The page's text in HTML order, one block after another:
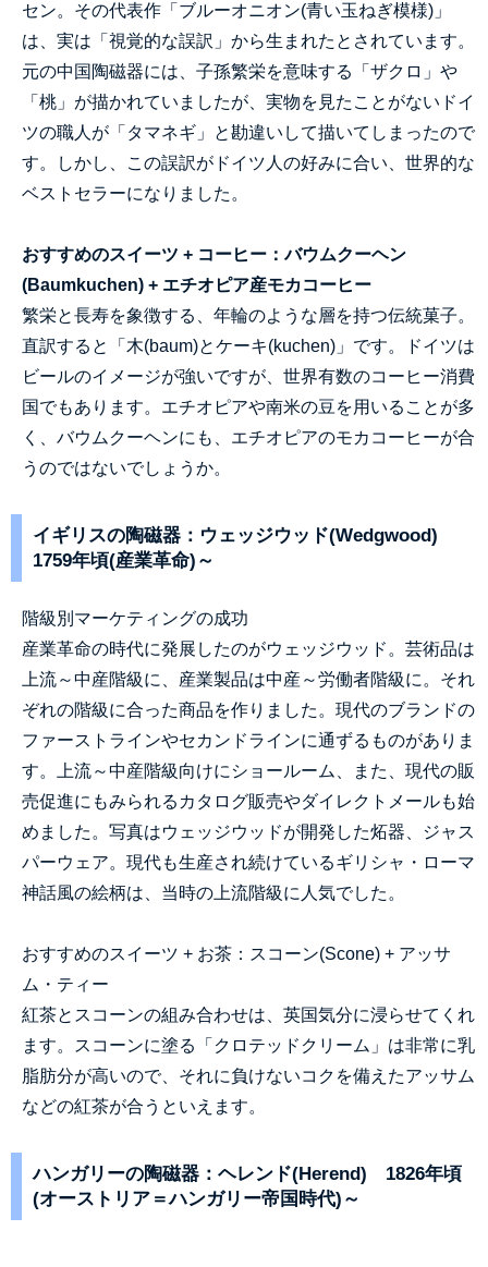
セン。その代表作「ブルーオニオン(青い玉ねぎ模様)」
は、実は「視覚的な誤訳」から生まれたとされています。
元の中国陶磁器には、子孫繁栄を意味する「ザクロ」や
「桃」が描かれていましたが、実物を見たことがないドイ
ツの職人が「タマネギ」と勘違いして描いてしまったので
す。しかし、この誤訳がドイツ人の好みに合い、世界的な
ベストセラーになりました。
おすすめのスイーツ + コーヒー：バウムクーヘン
(Baumkuchen) + エチオピア産モカコーヒー
繁栄と長寿を象徴する、年輪のような層を持つ伝統菓子。
直訳すると「木(baum)とケーキ(kuchen)」です。ドイツは
ビールのイメージが強いですが、世界有数のコーヒー消費
国でもあります。エチオピアや南米の豆を用いることが多
く、バウムクーヘンにも、エチオピアのモカコーヒーが合
うのではないでしょうか。
イギリスの陶磁器：ウェッジウッド(Wedgwood)
1759年頃(産業革命)～
階級別マーケティングの成功
産業革命の時代に発展したのがウェッジウッド。芸術品は
上流～中産階級に、産業製品は中産～労働者階級に。それ
ぞれの階級に合った商品を作りました。現代のブランドの
ファーストラインやセカンドラインに通ずるものがありま
す。上流～中産階級向けにショールーム、また、現代の販
売促進にもみられるカタログ販売やダイレクトメールも始
めました。写真はウェッジウッドが開発した炻器、ジャス
パーウェア。現代も生産され続けているギリシャ・ローマ
神話風の絵柄は、当時の上流階級に人気でした。
おすすめのスイーツ + お茶：スコーン(Scone) + アッサ
ム・ティー
紅茶とスコーンの組み合わせは、英国気分に浸らせてくれ
ます。スコーンに塗る「クロテッドクリーム」は非常に乳
脂肪分が高いので、それに負けないコクを備えたアッサム
などの紅茶が合うといえます。
ハンガリーの陶磁器：ヘレンド(Herend) 1826年頃
(オーストリア＝ハンガリー帝国時代)～